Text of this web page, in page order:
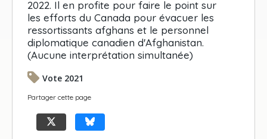
2022. Il en profite pour faire le point sur
les efforts du Canada pour évacuer les
ressortissants afghans et le personnel
diplomatique canadien d'Afghanistan.
(Aucune interprétation simultanée)
Vote 2021
Partager cette page